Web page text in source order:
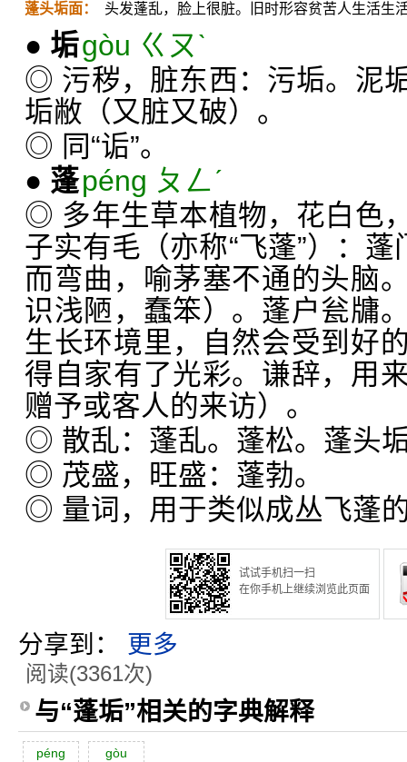
蓬头垢面： 头发蓬乱，脸上很脏。旧时形容贫苦人生活生
● 垢gòu ㄍㄡˋ
◎ 污秽，脏东西：污垢。泥
垢敝（又脏又破）。
◎ 同“诟”。
● 蓬péng ㄆㄥˊ
◎ 多年生草本植物，花白色
子实有毛（亦称“飞蓬”）：
而弯曲，喻茅塞不通的头脑
识浅陋，蠢笨）。蓬户瓮牗
生长环境里，自然会受到好
得自家有了光彩。谦辞，用
赠予或客人的来访）。
◎ 散乱：蓬乱。蓬松。蓬头
◎ 茂盛，旺盛：蓬勃。
◎ 量词，用于类似成丛飞蓬
试试手机扫一扫
在你手机上继续浏览此页面
分享到： 更多
阅读(3361次)
与“蓬垢”相关的字典解释
péng gòu